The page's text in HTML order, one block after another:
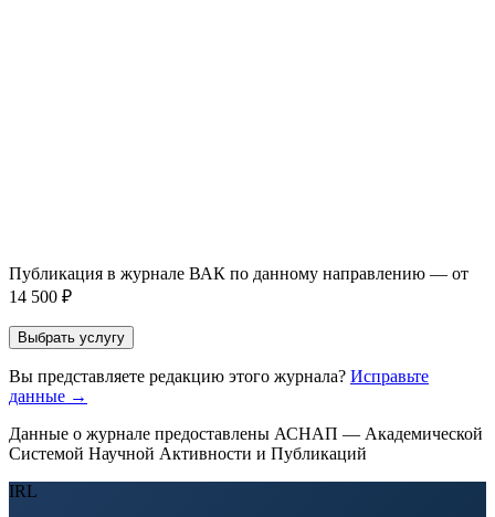
Публикация в журнале ВАК по данному направлению — от
14 500 ₽
Выбрать услугу
Вы представляете редакцию этого журнала? Исправьте
данные →
Данные о журнале предоставлены АСНАП — Академической
Системой Научной Активности и Публикаций
IRL